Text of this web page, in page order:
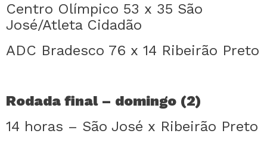
Centro Olímpico 53 x 35 São
José/Atleta Cidadão
ADC Bradesco 76 x 14 Ribeirão Preto
Rodada final – domingo (2)
14 horas – São José x Ribeirão Preto